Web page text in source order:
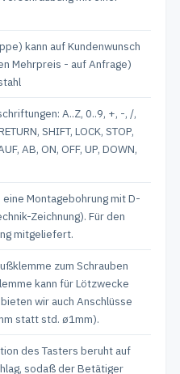
kann auf Kundenwunsch
Mehrpreis - auf Anfrage)
A..Z, 0..9, +, -, /,
SHIFT, LOCK, STOP,
AB, ON, OFF, UP, DOWN,
Montagebohrung mit D-
Zeichnung). Für den
mitgeliefert.
zum Schrauben
kann für Lötzwecke
wir auch Anschlüsse
statt std. ø1mm).
des Tasters beruht auf
sodaß der Betätiger